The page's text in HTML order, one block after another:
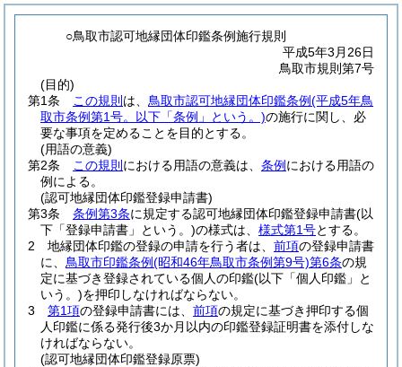
○鳥取市認可地縁団体印鑑条例施行規則
平成5年3月26日
鳥取市規則第7号
(目的)
第1条
この規則 は、 鳥取市認可地縁団体印鑑条例(平成5年鳥
取市条例第1号。以下「条例」という。)の施行に関し、必
要な事項を定めることを目的とする。
(用語の意義)
第2条
この規則 における用語の意義は、 条例 における用語の
例による。
(認可地縁団体印鑑登録申請書)
第3条
条例第3条に規定する認可地縁団体印鑑登録申請書(以
下「登録申請書」という。)の様式は、 様式第1号とする。
2
地縁団体印鑑の登録の申請を行う者は、 前項の登録申請書
に、 鳥取市印鑑条例(昭和46年鳥取市条例第9号)第6条の規
定に基づき登録されている個人の印鑑(以下「個人印鑑」と
いう。)を押印しなければならない。
3
第1項の登録申請書には、 前項の規定に基づき押印する個
人印鑑に係る発行後3か月以内の印鑑登録証明書を添付しな
ければならない。
(認可地縁団体印鑑登録原票)